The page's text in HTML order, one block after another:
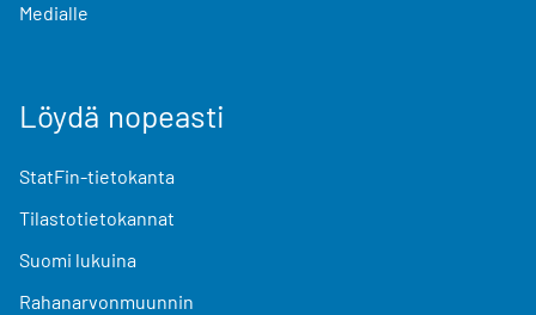
Medialle
Löydä nopeasti
StatFin-tietokanta
Tilastotietokannat
Suomi lukuina
Rahanarvonmuunnin